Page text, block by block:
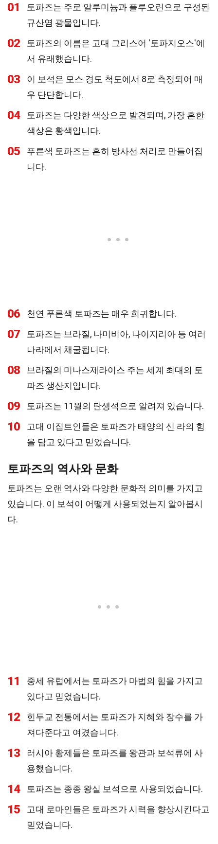
01
토파즈는 주로 알루미늄과 플루오린으로 구성된
규산염 광물입니다.
02
토파즈의 이름은 고대 그리스어 '토파지오스'에
서 유래했습니다.
03
이 보석은 모스 경도 척도에서 8로 측정되어 매
우 단단합니다.
04
토파즈는 다양한 색상으로 발견되며, 가장 흔한
색상은 황색입니다.
05
푸른색 토파즈는 흔히 방사선 처리로 만들어집
니다.
06 천연 푸른색 토파즈는 매우 희귀합니다.
07
토파즈는 브라질, 나미비아, 나이지리아 등 여러
나라에서 채굴됩니다.
08
브라질의 미나스제라이스 주는 세계 최대의 토
파즈 생산지입니다.
09 토파즈는 11월의 탄생석으로 알려져 있습니다.
10
고대 이집트인들은 토파즈가 태양의 신 라의 힘
을 담고 있다고 믿었습니다.
토파즈의 역사와 문화
토파즈는 오랜 역사와 다양한 문화적 의미를 가지고
있습니다. 이 보석이 어떻게 사용되었는지 알아봅시
다.
11
중세 유럽에서는 토파즈가 마법의 힘을 가지고
있다고 믿었습니다.
12
힌두교 전통에서는 토파즈가 지혜와 장수를 가
져다준다고 여겼습니다.
13
러시아 황제들은 토파즈를 왕관과 보석류에 사
용했습니다.
14 토파즈는 종종 왕실 보석으로 사용되었습니다.
15
고대 로마인들은 토파즈가 시력을 향상시킨다고
믿었습니다.